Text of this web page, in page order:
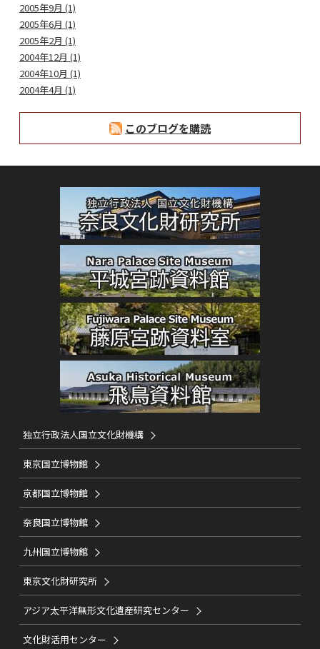
2005年9月 (1)
2005年6月 (1)
2005年2月 (1)
2004年12月 (1)
2004年10月 (1)
2004年4月 (1)
このブログを購読
独立行政法人国立文化財機構
東京国立博物館
京都国立博物館
奈良国立博物館
九州国立博物館
東京文化財研究所
アジア太平洋無形文化遺産研究センター
文化財活用センター